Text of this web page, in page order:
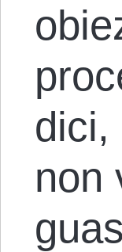
dici,
non